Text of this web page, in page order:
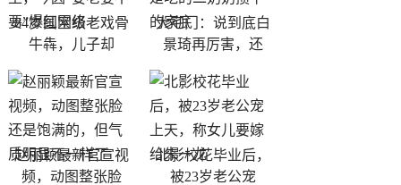
84岁国宝级老戏骨
牛犇，儿子却
大宅门：说到底白
景琦再厉害，还
赵丽颖最新官宣视
频，动图整张脸
北影校花毕业后，
被23岁老公宠